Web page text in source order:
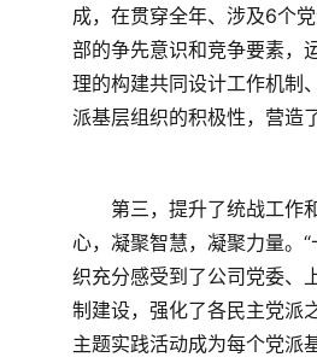
成，在贯穿全年、涉及6个
部的争先意识和竞争要素，
理的构建共同设计工作机制
派基层组织的积极性，营造
第三，提升了统战工作和
心，凝聚智慧，凝聚力量。
织充分感受到了公司党委、
制建设，强化了各民主党派
主题实践活动成为每个党派